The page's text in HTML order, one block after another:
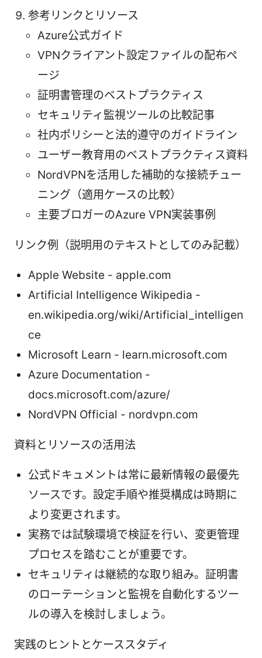
参考リンクとリソース
Azure公式ガイド
VPNクライアント設定ファイルの配布ペ
ージ
証明書管理のベストプラクティス
セキュリティ監視ツールの比較記事
社内ポリシーと法的遵守のガイドライン
ユーザー教育用のベストプラクティス資料
NordVPNを活用した補助的な接続チュー
ニング（適用ケースの比較）
主要ブロガーのAzure VPN実装事例
リンク例（説明用のテキストとしてのみ記載）
Apple Website - apple.com
Artificial Intelligence Wikipedia -
en.wikipedia.org/wiki/Artificial_intelligen
ce
Microsoft Learn - learn.microsoft.com
Azure Documentation -
docs.microsoft.com/azure/
NordVPN Official - nordvpn.com
資料とリソースの活用法
公式ドキュメントは常に最新情報の最優先
ソースです。設定手順や推奨構成は時期に
より変更されます。
実務では試験環境で検証を行い、変更管理
プロセスを踏むことが重要です。
セキュリティは継続的な取り組み。証明書
のローテーションと監視を自動化するツー
ルの導入を検討しましょう。
実践のヒントとケーススタディ